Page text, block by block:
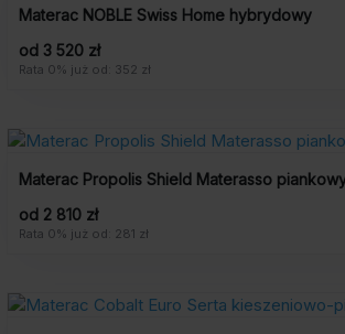
Materac NOBLE Swiss Home hybrydowy
od 3 520 zł
Rata 0% już od: 352 zł
Materac Propolis Shield Materasso
od 2 810 zł
Rata 0% już od: 281 zł